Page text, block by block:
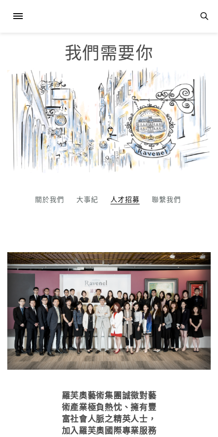
我們需要你
關於我們 大事紀 人才招募 聯繫我們
羅芙奧藝術集團誠徵對藝
術產業極負熱忱、擁有豐
富社會人脈之精英人士，
加入羅芙奧國際專業服務